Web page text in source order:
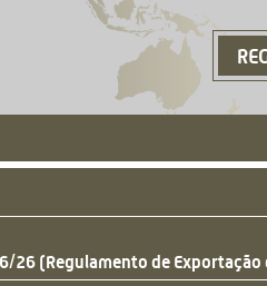
26 (Regulamento de Exportação